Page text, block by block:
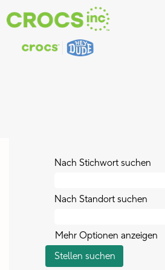
Nach Stichwort suchen
Nach Standort suchen
Mehr Optionen anzeigen